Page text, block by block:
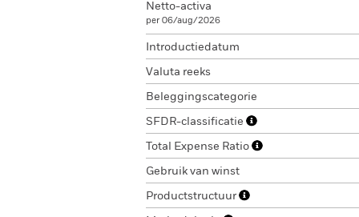
Netto-activa
per 06/aug/2026
Introductiedatum
Valuta reeks
Beleggingscategorie
SFDR-classificatie
Total Expense Ratio
Gebruik van winst
Productstructuur